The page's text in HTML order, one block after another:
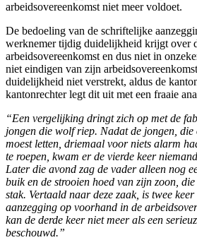
arbeidsovereenkomst niet meer voldoet.
De bedoeling van de schriftelijke
werknemer tijdig duidelijkheid krijgt over
arbeidsovereenkomst en dus niet in
niet eindigen van zijn
duidelijkheid niet verstrekt, aldus de
kantonrechter legt dit uit met een fraaie
“Een vergelijking dringt zich op met de
jongen die wolf riep. Nadat de jongen, die
moest letten, driemaal voor niets alarm
te roepen, kwam er de vierde keer
Later die avond zag de vader alleen nog
buik en de strooien hoed van zijn zoon,
stak. Vertaald naar deze zaak, is twee keer
aanzegging op voorhand in de
kan de derde keer niet meer als een
beschouwd.”